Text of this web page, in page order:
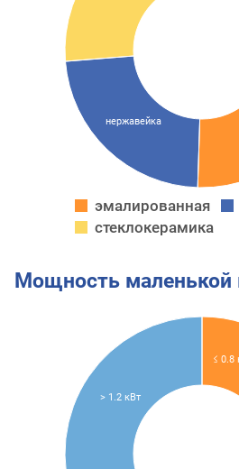
нержавейка
эмалированная
стеклокерамика
Мощность маленькой
≤ 0.8
> 1.2 кВт